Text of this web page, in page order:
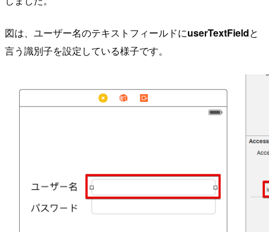
図は、ユーザー名のテキストフィールドにuserTextFieldと
言う識別子を設定している様子です。